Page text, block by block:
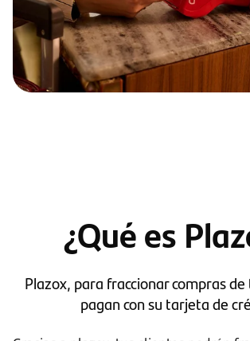
¿Qué es
Plazox, para fraccionar compras
pagan con su tarjeta de